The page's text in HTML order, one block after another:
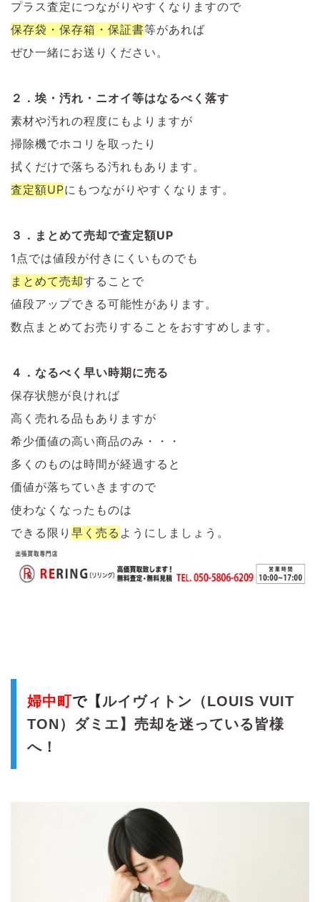
プラス査定につながりやすくなりますので
保存袋・保存箱・保証書等があれば
ぜひ一緒にお送りください。
２．埃・汚れ・ニオイ等はなるべく落す
素材や汚れの程度にもよりますが
掃除機でホコリを取ったり
拭くだけで落ちる汚れもあります。
査定額UPにもつながりやすくなります。
３．まとめて売却で査定額UP
1点では値段が付きにくいものでも
まとめて売却することで
値段アップできる可能性があります。
数点まとめてお売りすることをおすすめします。
４．なるべく早い時期に売る
保存状態が良ければ
高く売れる品もありますが
希少価値の高い商品のみ・・・
多くのものは時間が経過すると
価値が落ちていきますので
使わなくなったものは
できる限り 早く売る ようにしましょう。
婦中町で【 ルイヴィトン（LOUIS VUIT
TON）ダミエ】売却を迷っている皆様
へ！